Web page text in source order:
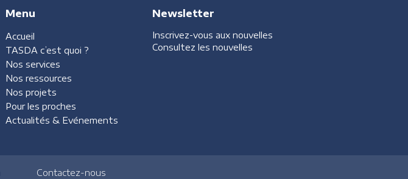
Menu
Accueil
TASDA c’est quoi ?
Nos services
Nos ressources
Nos projets
Pour les proches
Actualités & Evénements
Newsletter
Inscrivez-vous aux nouvelles
Consultez les nouvelles
Contactez-nous